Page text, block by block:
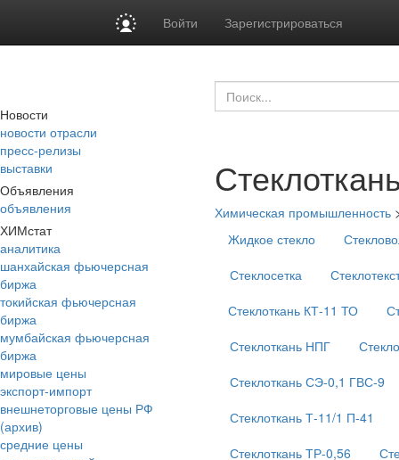
Войти Зарегистрироваться
Новости
новости отрасли
пресс-релизы
выставки
Объявления
объявления
ХИМстат
аналитика
шанхайская фьючерсная
биржа
токийская фьючерсная
биржа
мумбайская фьючерсная
биржа
мировые цены
экспорт-импорт
внешнеторговые цены РФ
(архив)
средние цены
Химическая промышленность
Жидкое стекло
Стеклосетка
Стеклоткань КТ-11 ТО
Стеклоткань НПГ
Стеклоткань СЭ-0,1 ГВС-9
Стеклоткань Т-11/1 П-41
Стеклоткань ТР-0,56